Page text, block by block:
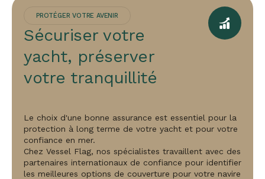
PROTÉGER VOTRE AVENIR
Sécuriser votre
yacht, préserver
votre tranquillité
Le choix d'une bonne assurance est essentiel pour la
protection à long terme de votre yacht et pour votre
confiance en mer.
Chez Vessel Flag, nos spécialistes travaillent avec des
partenaires internationaux de confiance pour identifier
les meilleures options de couverture pour votre navire